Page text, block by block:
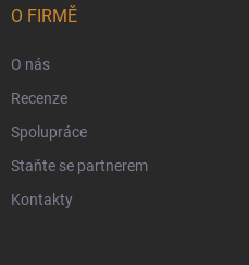
O FIRMĚ
O nás
Recenze
Spolupráce
Staňte se partnerem
Kontakty